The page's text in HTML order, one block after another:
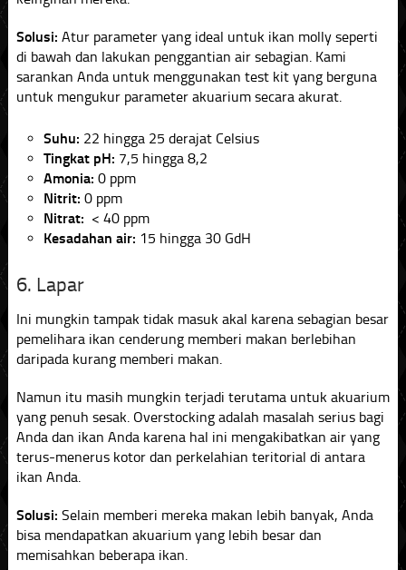
Solusi: Atur parameter yang ideal untuk ikan molly seperti
di bawah dan lakukan penggantian air sebagian. Kami
sarankan Anda untuk menggunakan test kit yang berguna
untuk mengukur parameter akuarium secara akurat.
Suhu: 22 hingga 25 derajat Celsius
Tingkat pH: 7,5 hingga 8,2
Amonia: 0 ppm
Nitrit: 0 ppm
Nitrat: < 40 ppm
Kesadahan air: 15 hingga 30 GdH
6. Lapar
Ini mungkin tampak tidak masuk akal karena sebagian besar
pemelihara ikan cenderung memberi makan berlebihan
daripada kurang memberi makan.
Namun itu masih mungkin terjadi terutama untuk akuarium
yang penuh sesak. Overstocking adalah masalah serius bagi
Anda dan ikan Anda karena hal ini mengakibatkan air yang
terus-menerus kotor dan perkelahian teritorial di antara
ikan Anda.
Solusi: Selain memberi mereka makan lebih banyak, Anda
bisa mendapatkan akuarium yang lebih besar dan
memisahkan beberapa ikan.